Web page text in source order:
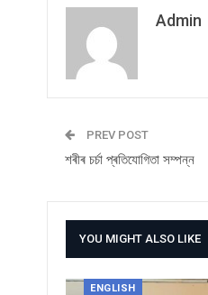
Admin
PREV POST
শৰীৰ চৰ্চা প্ৰতিযোগিতা সম্পন্ন
YOU MIGHT ALSO LIKE
ENGLISH